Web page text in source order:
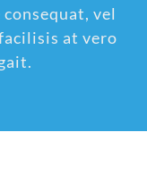
vel
at vero